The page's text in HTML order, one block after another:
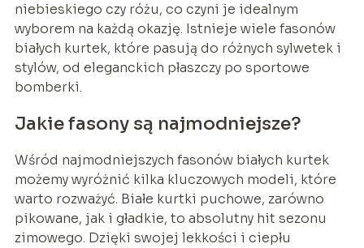
niebieskiego czy różu, co czyni je idealnym
wyborem na każdą okazję. Istnieje wiele fasonów
białych kurtek, które pasują do różnych sylwetek i
stylów, od eleganckich płaszczy po sportowe
bomberki.
Jakie fasony są najmodniejsze?
Wśród najmodniejszych fasonów białych kurtek
możemy wyróżnić kilka kluczowych modeli, które
warto rozważyć. Białe kurtki puchowe, zarówno
pikowane, jak i gładkie, to absolutny hit sezonu
zimowego. Dzięki swojej lekkości i ciepłu